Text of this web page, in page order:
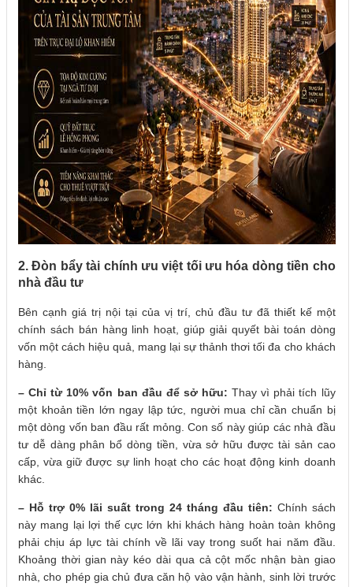
2. Đòn bẩy tài chính ưu việt tối ưu hóa dòng tiền cho
nhà đầu tư
Bên cạnh giá trị nội tại của vị trí, chủ đầu tư đã thiết kế một
chính sách bán hàng linh hoạt, giúp giải quyết bài toán dòng
vốn một cách hiệu quả, mang lại sự thảnh thơi tối đa cho khách
hàng.
– Chỉ từ 10% vốn ban đầu để sở hữu: Thay vì phải tích lũy
một khoản tiền lớn ngay lập tức, người mua chỉ cần chuẩn bị
một dòng vốn ban đầu rất mỏng. Con số này giúp các nhà đầu
tư dễ dàng phân bổ dòng tiền, vừa sở hữu được tài sản cao
cấp, vừa giữ được sự linh hoạt cho các hoạt động kinh doanh
khác.
– Hỗ trợ 0% lãi suất trong 24 tháng đầu tiên: Chính sách
này mang lại lợi thế cực lớn khi khách hàng hoàn toàn không
phải chịu áp lực tài chính về lãi vay trong suốt hai năm đầu.
Khoảng thời gian này kéo dài qua cả cột mốc nhận bàn giao
nhà, cho phép gia chủ đưa căn hộ vào vận hành, sinh lời trước